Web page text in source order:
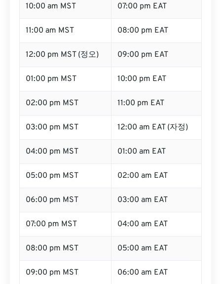
10:00 am MST 07:00 pm EAT
11:00 am MST 08:00 pm EAT
12:00 pm MST (정오) 09:00 pm EAT
01:00 pm MST 10:00 pm EAT
02:00 pm MST 11:00 pm EAT
03:00 pm MST 12:00 am EAT (자정)
04:00 pm MST 01:00 am EAT
05:00 pm MST 02:00 am EAT
06:00 pm MST 03:00 am EAT
07:00 pm MST 04:00 am EAT
08:00 pm MST 05:00 am EAT
09:00 pm MST 06:00 am EAT